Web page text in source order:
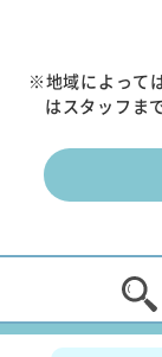
※地域によって
はスタッフま